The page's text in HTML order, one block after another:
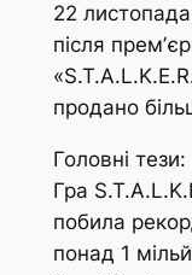
22
після
продано
Головні тези:
Гра
побила
понад 1